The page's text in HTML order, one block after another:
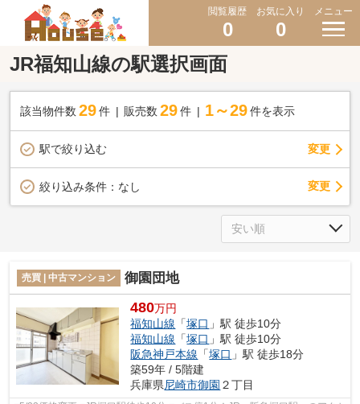
閲覧履歴
0
お気に入り
0
メニュー
JR福知山線の駅選択画面
該当物件数 29件 販売数 29 件 1～29 件を表示
駅で絞り込む 変更
絞り込み条件： なし 変更
売買 | 中古マンション 御園団地
480万円
福知山線 「塚口 」駅 徒歩10分
福知山線 「塚口 」駅 徒歩10分
阪急神戸本線 「塚口 」駅 徒歩18分
築59年 / 5階建
兵庫県尼崎市御園 ２丁目